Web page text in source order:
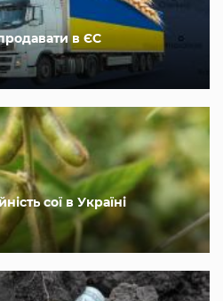
в ЄС
сої в Україні